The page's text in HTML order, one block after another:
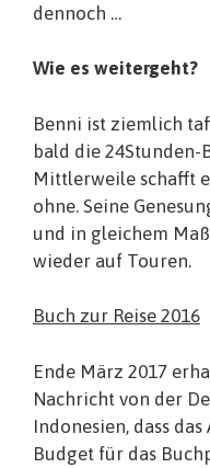
dennoch …
Wie es weitergeht?
Benni ist ziemlich
bald die 24Stunden-
Mittlerweile schafft
ohne. Seine
und in gleichem
wieder auf Touren.
Buch zur Reise 2016
Ende März 2017
Nachricht von der
Indonesien, dass
Budget für das